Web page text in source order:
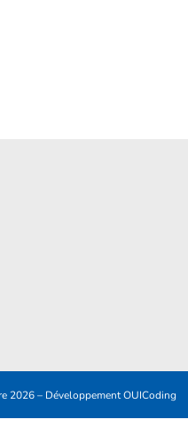
2026 – DéveloppementOUICoding